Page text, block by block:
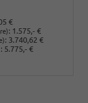
€
: 1.575,- €
: 3.740,62 €
: 5.775,- €